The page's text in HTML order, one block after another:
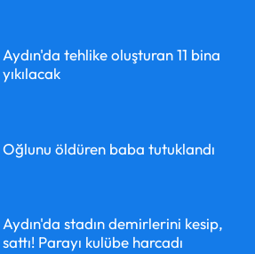
Aydın'da tehlike oluşturan 11 bina
yıkılacak
Oğlunu öldüren baba tutuklandı
Aydın'da stadın demirlerini kesip,
sattı! Parayı kulübe harcadı